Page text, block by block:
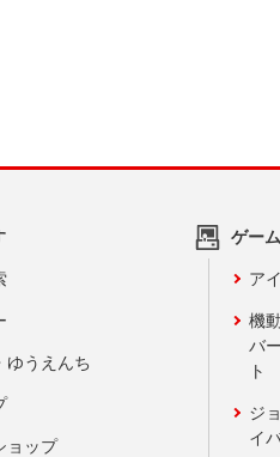
ゆうえんち
ョップ
ゲー
ア
機
バ
ト
ジ
イ